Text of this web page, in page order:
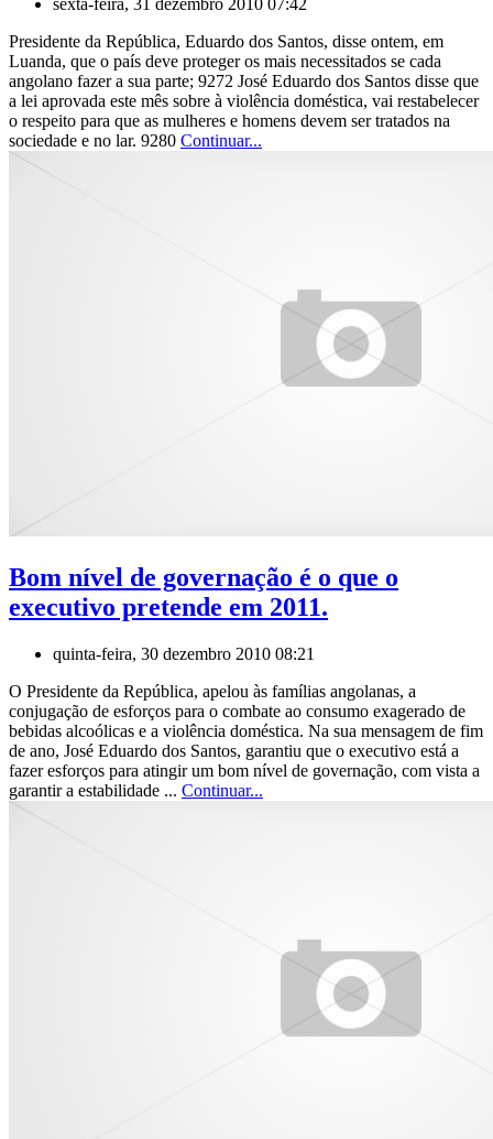
sexta-feira, 31 dezembro 2010 07:42
Presidente da República, Eduardo dos Santos, disse ontem, em
Luanda, que o país deve proteger os mais necessitados se cada
angolano fazer a sua parte; 9272 José Eduardo dos Santos disse que
a lei aprovada este mês sobre à violência doméstica, vai restabelecer
o respeito para que as mulheres e homens devem ser tratados na
sociedade e no lar. 9280 Continuar...
Bom nível de governação é o que o
executivo pretende em 2011.
quinta-feira, 30 dezembro 2010 08:21
O Presidente da República, apelou às famílias angolanas, a
conjugação de esforços para o combate ao consumo exagerado de
bebidas alcoólicas e a violência doméstica. Na sua mensagem de fim
de ano, José Eduardo dos Santos, garantiu que o executivo está a
fazer esforços para atingir um bom nível de governação, com vista a
garantir a estabilidade ... Continuar...